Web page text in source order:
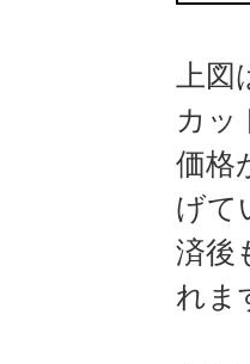
上
カッ
価格
げて
済後
れま